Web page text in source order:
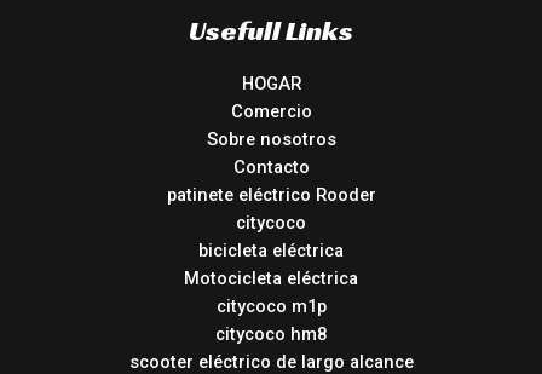
Usefull Links
HOGAR
Comercio
Sobre nosotros
Contacto
patinete eléctrico Rooder
citycoco
bicicleta eléctrica
Motocicleta eléctrica
citycoco m1p
citycoco hm8
scooter eléctrico de largo alcance